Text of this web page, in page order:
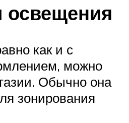
освещения
как и с
можно
Обычно она
зонирования